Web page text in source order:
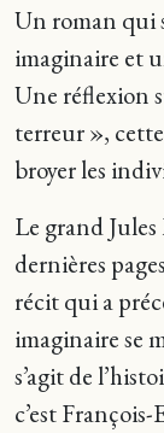
Un roman qui
imaginaire et
Une réflexion
terreur »,
broyer les
Le grand
dernières
récit qui a
imaginaire se
s’agit de
c’est